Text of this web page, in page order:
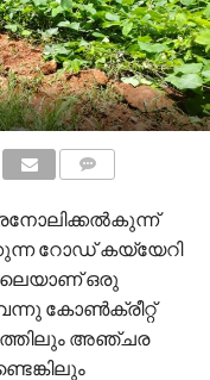
റോഡ് കയ്യേറി
ഒരു
കോൺക്രീറ്റ്
അഞ്ചര